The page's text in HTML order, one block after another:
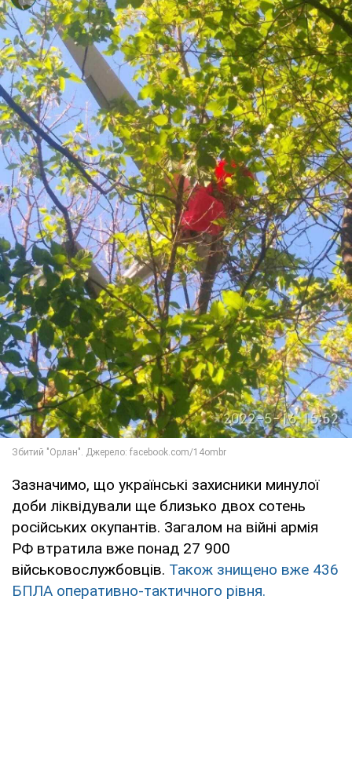
Зазначимо, що українські захисники минулої
доби ліквідували ще близько двох сотень
російських окупантів. Загалом на війні армія
РФ втратила вже понад 27 900
військовослужбовців. Також знищено вже 436
БПЛА оперативно-тактичного рівня.